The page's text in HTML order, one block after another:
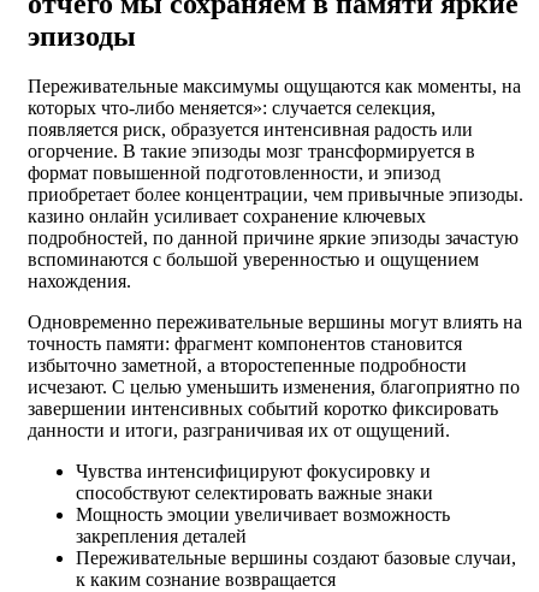
эпизоды
Переживательные максимумы ощущаются как моменты, на
которых что-либо меняется»: случается селекция,
появляется риск, образуется интенсивная радость или
огорчение. В такие эпизоды мозг трансформируется в
формат повышенной подготовленности, и эпизод
приобретает более концентрации, чем привычные эпизоды.
казино онлайн усиливает сохранение ключевых
подробностей, по данной причине яркие эпизоды зачастую
вспоминаются с большой уверенностью и ощущением
нахождения.
Одновременно переживательные вершины могут влиять на
точность памяти: фрагмент компонентов становится
избыточно заметной, а второстепенные подробности
исчезают. С целью уменьшить изменения, благоприятно по
завершении интенсивных событий коротко фиксировать
данности и итоги, разграничивая их от ощущений.
Чувства интенсифицируют фокусировку и
способствуют селектировать важные знаки
Мощность эмоции увеличивает возможность
закрепления деталей
Переживательные вершины создают базовые случаи,
к каким сознание возвращается